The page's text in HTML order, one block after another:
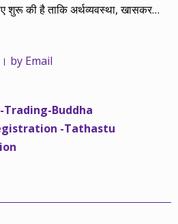
शुरू की है ताकि अर्थव्यवस्था, खासकर
रहती है। वे भागकर जाते हैं सोने और
हैं, वे हमारी ईमानदारी और सत्यनिष्ठा से
भी कच्चे थे तो बाज़ार के उस्तादों के जाल
जैसे ही समझ में आया, खटाक से उनसे
साथ। उसी का नतीजा है कि हमारी
by Email
Buddha
-Tathastu